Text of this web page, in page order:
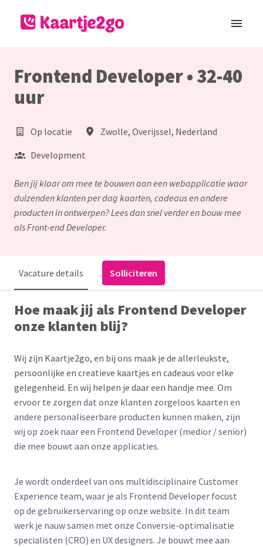
Homepagina
Frontend Developer • 32-40
uur
Op locatie Zwolle, Overijssel, Nederland
Development
Ben jij klaar om mee te bouwen aan een webapplicatie waar
duizenden klanten per dag kaarten, cadeaus en andere
producten in ontwerpen? Lees dan snel verder en bouw mee
als Front-end Developer.
Vacature details Solliciteren
Hoe maak jij als Frontend Developer
onze klanten blij?
Wij zijn Kaartje2go, en bij ons maak je de allerleukste,
persoonlijke en creatieve kaartjes en cadeaus voor elke
gelegenheid. En wij helpen je daar een handje mee. Om
ervoor te zorgen dat onze klanten zorgeloos kaarten en
andere personaliseerbare producten kunnen maken, zijn
wij op zoek naar een Frontend Developer (medior / senior)
die mee bouwt aan onze applicaties.
Je wordt onderdeel van ons multidisciplinaire Customer
Experience team, waar je als Frontend Developer focust
op de gebruikerservaring op onze website. In dit team
werk je nauw samen met onze Conversie-optimalisatie
specialisten (CRO) en UX designers. Je bouwt mee aan